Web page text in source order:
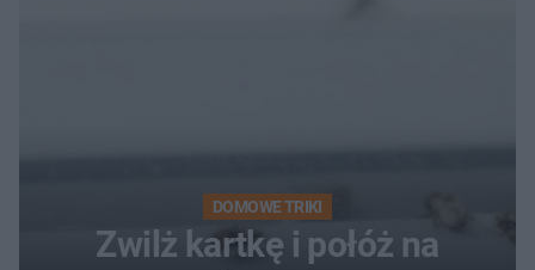
DOMOWE TRIKI
Zwilż kartkę i połóż na